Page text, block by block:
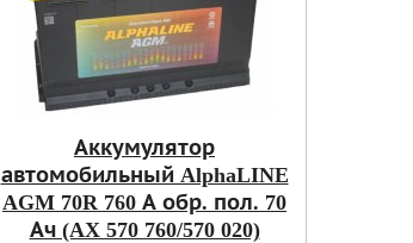
Аккумулятор
автомобильный AlphaLINE
AGM 70R 760 А обр. пол. 70
Ач (AX 570 760/570 020)